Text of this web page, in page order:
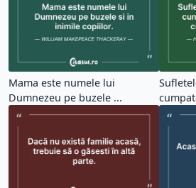
Mama este numele lui
Dumnezeu pe buzele ...